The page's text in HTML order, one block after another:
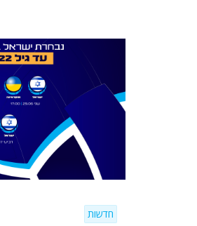
חדשות